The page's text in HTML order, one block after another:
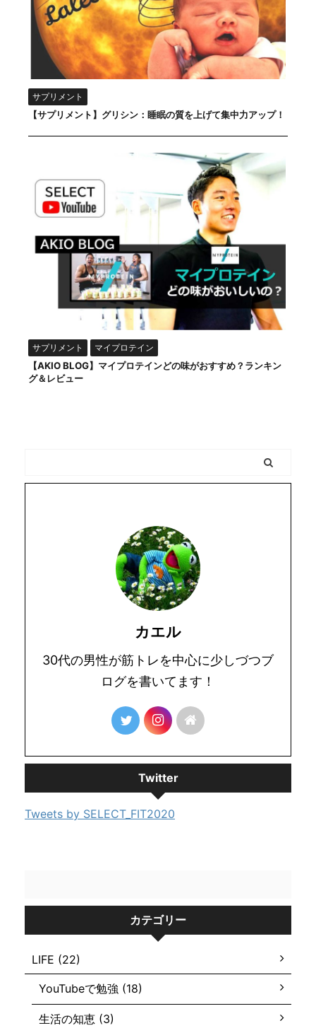
サプリメント
【サプリメント】グリシン：睡眠の質を上げて集中力アップ！
サプリメント マイプロテイン
【AKIO BLOG】マイプロテインどの味がおすすめ？ランキン
グ＆レビュー
カエル
30代の男性が筋トレを中心に少しづつブ
ログを書いてます！
Twitter
Tweets by SELECT_FIT2020
カテゴリー
LIFE (22)
YouTubeで勉強 (18)
生活の知恵 (3)